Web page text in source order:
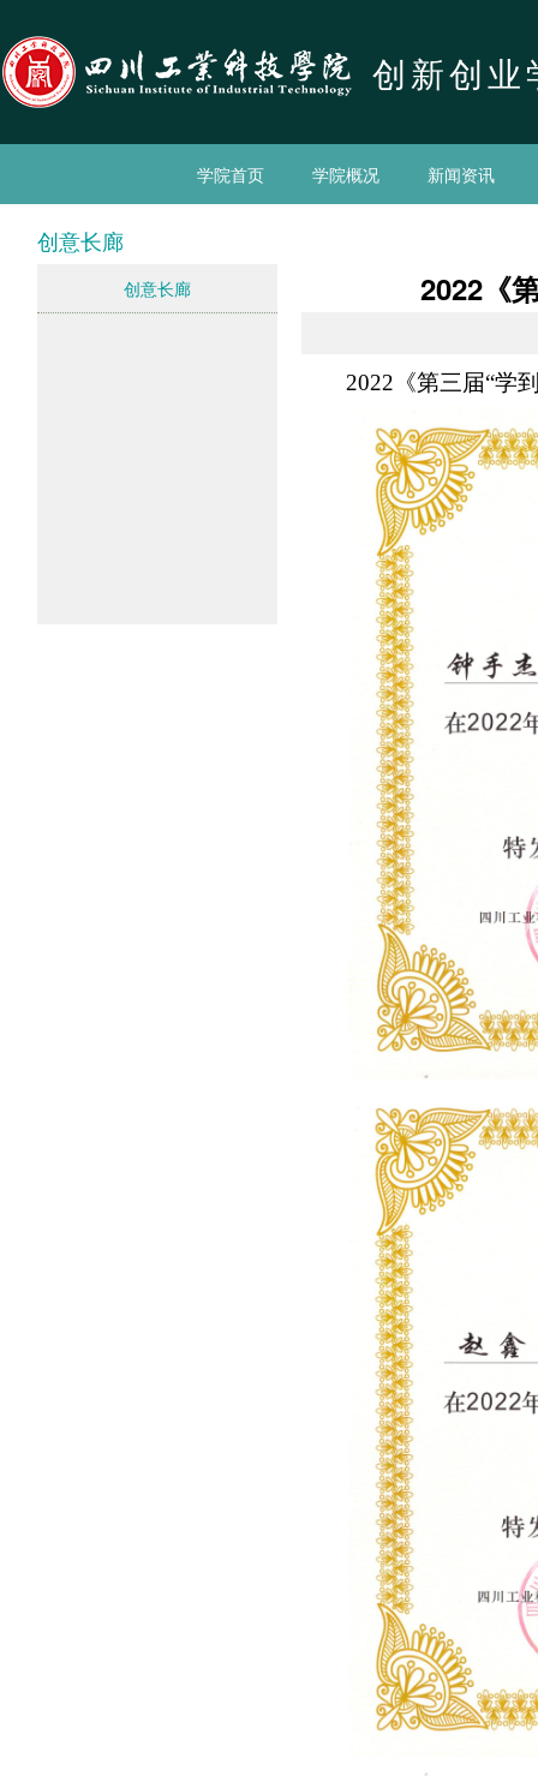
创新创业
学院首页 学院概况 新闻资讯
创意长廊
创意长廊 2022《
2022《第三届“学